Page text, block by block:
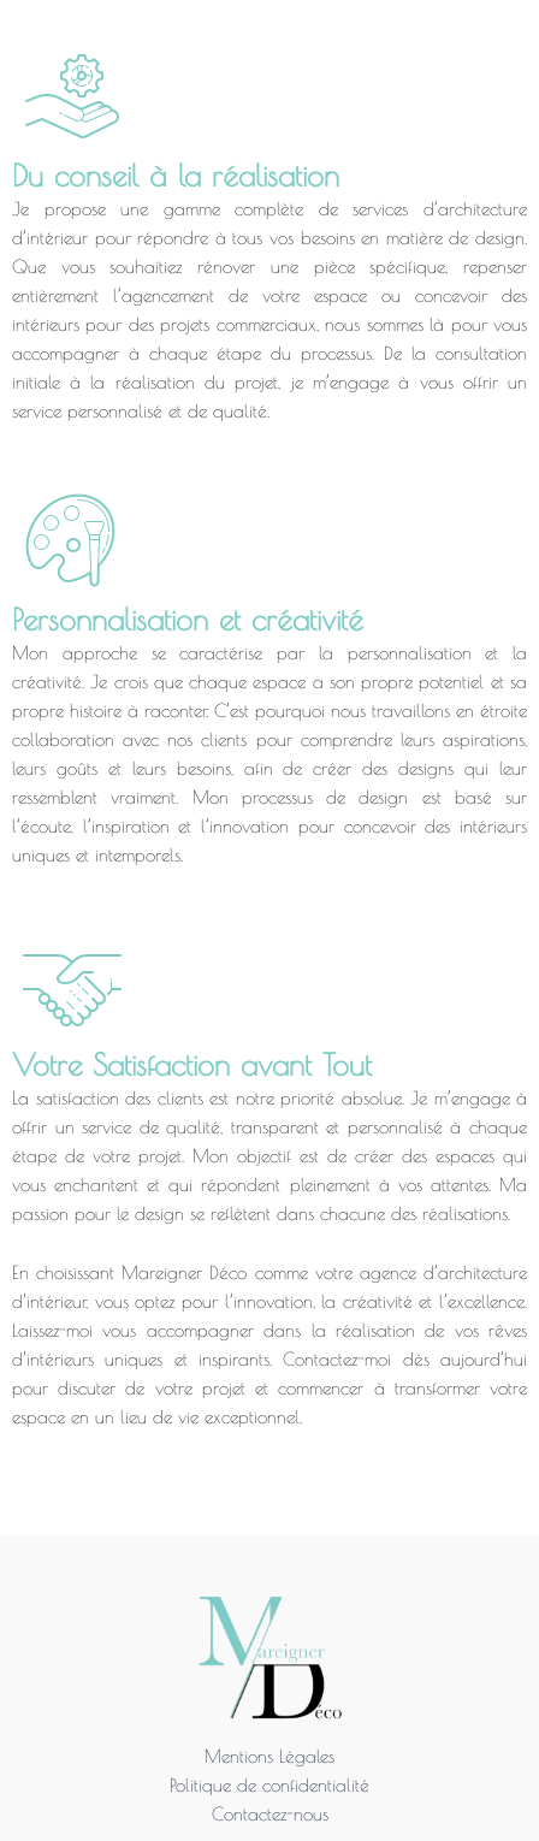
Du conseil à la réalisation
Je propose une gamme complète de services d’architecture
d’intérieur pour répondre à tous vos besoins en matière de design.
Que vous souhaitiez rénover une pièce spécifique, repenser
entièrement l’agencement de votre espace ou concevoir des
intérieurs pour des projets commerciaux, nous sommes là pour vous
accompagner à chaque étape du processus. De la consultation
initiale à la réalisation du projet, je m’engage à vous offrir un
service personnalisé et de qualité.
Personnalisation et créativité
Mon approche se caractérise par la personnalisation et la
créativité. Je crois que chaque espace a son propre potentiel et sa
propre histoire à raconter. C’est pourquoi nous travaillons en étroite
collaboration avec nos clients pour comprendre leurs aspirations,
leurs goûts et leurs besoins, afin de créer des designs qui leur
ressemblent vraiment. Mon processus de design est basé sur
l’écoute, l’inspiration et l’innovation pour concevoir des intérieurs
uniques et intemporels.
Votre Satisfaction avant Tout
La satisfaction des clients est notre priorité absolue. Je m’engage à
offrir un service de qualité, transparent et personnalisé à chaque
étape de votre projet. Mon objectif est de créer des espaces qui
vous enchantent et qui répondent pleinement à vos attentes. Ma
passion pour le design se reflètent dans chacune des réalisations.
En choisissant Mareigner Déco comme votre agence d’architecture
d’intérieur, vous optez pour l’innovation, la créativité et l’excellence.
Laissez-moi vous accompagner dans la réalisation de vos rêves
d’intérieurs uniques et inspirants. Contactez-moi dès aujourd’hui
pour discuter de votre projet et commencer à transformer votre
espace en un lieu de vie exceptionnel.
Mentions Légales
Politique de confidentialité
Contactez-nous